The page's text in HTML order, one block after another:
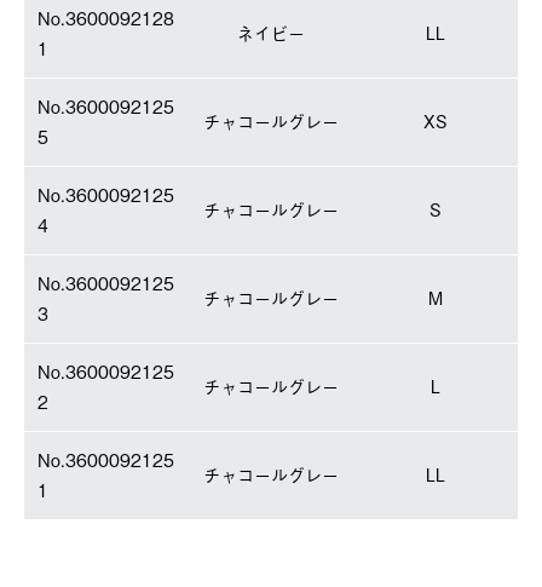
No.3600092128
1
ネイビー LL
No.3600092125
5
チャコールグレー XS
No.3600092125
4
チャコールグレー S
No.3600092125
3
チャコールグレー M
No.3600092125
2
チャコールグレー L
No.3600092125
1
チャコールグレー LL